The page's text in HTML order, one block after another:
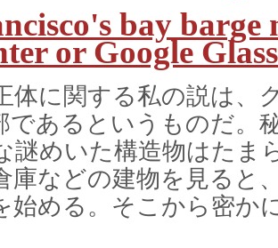
bay
or Google
体に関する私の説は、
であるというものだ。
謎めいた構造物はたま
庫などの建物を見ると
始める。そこから密か